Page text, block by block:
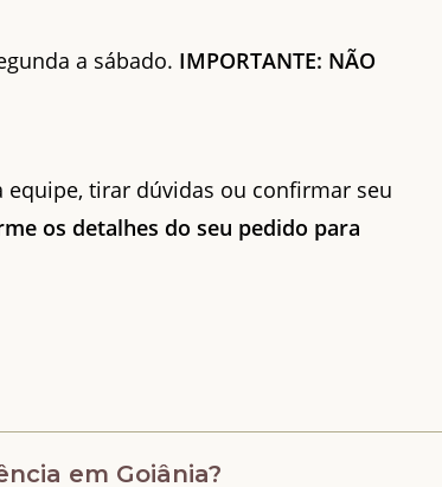
a sábado. IMPORTANTE: NÃO
tirar dúvidas ou confirmar seu
os detalhes do seu pedido para
em Goiânia?